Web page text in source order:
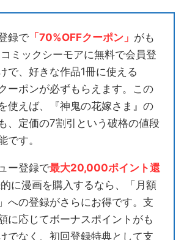
録で 「70%OFFクーポン」 がも
ミックシーモアに無料で会員登
で、好きな作品1冊に使える
ーポンが必ずもらえます。この
使えば、『神鬼の花嫁さま』の
、定価の7割引という破格の値段
です。
ー登録で最大20,000ポイント還
的に漫画を購入するなら、「月額
への登録がさらにお得です。支
に応じてボーナスポイントがも
でなく、初回登録特典として支